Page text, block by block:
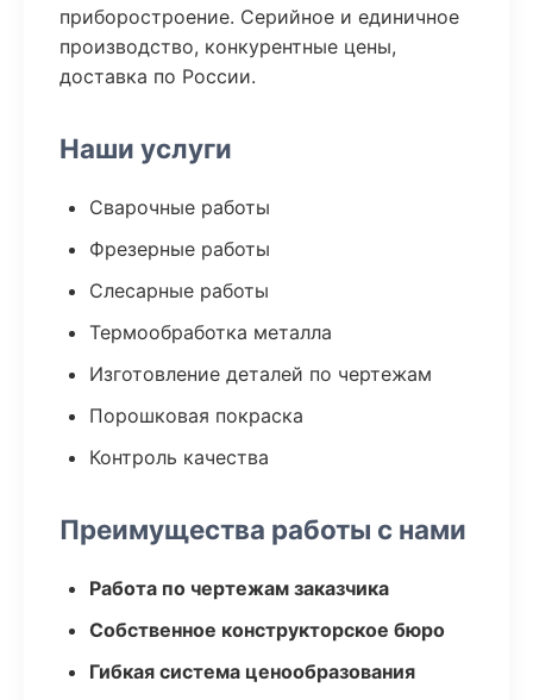
приборостроение. Серийное и единичное
производство, конкурентные цены,
доставка по России.
Наши услуги
Сварочные работы
Фрезерные работы
Слесарные работы
Термообработка металла
Изготовление деталей по чертежам
Порошковая покраска
Контроль качества
Преимущества работы с нами
Работа по чертежам заказчика
Собственное конструкторское бюро
Гибкая система ценообразования